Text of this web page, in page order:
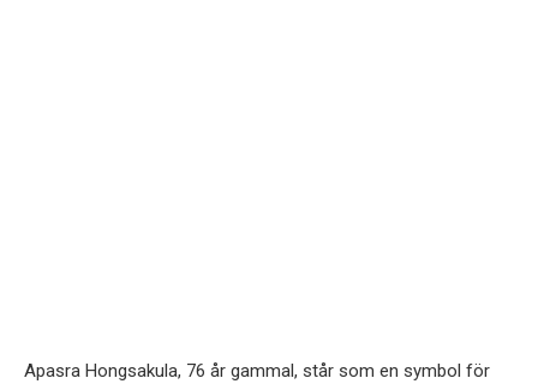
Apasra Hongsakula, 76 år gammal, står som en symbol för